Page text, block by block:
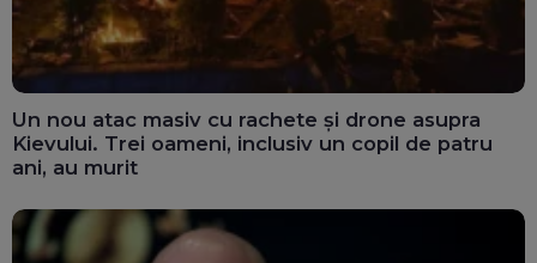
Un nou atac masiv cu rachete și drone asupra
Kievului. Trei oameni, inclusiv un copil de patru
ani, au murit